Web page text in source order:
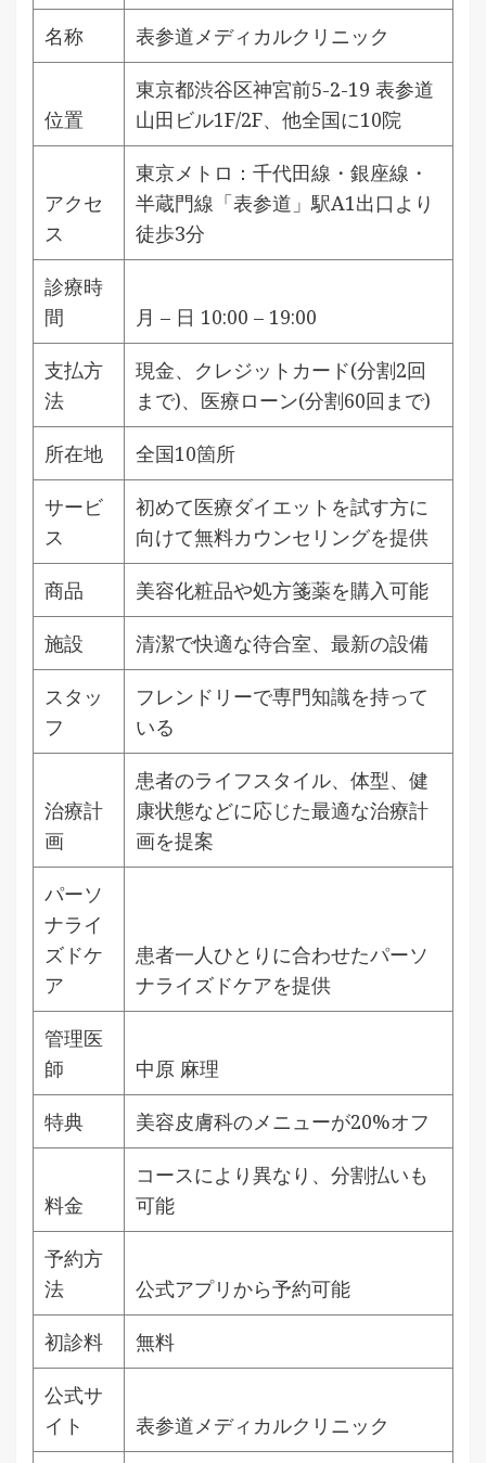
名称 表参道メディカルクリニック
位置
東京都渋谷区神宮前5-2-19 表参道
山田ビル1F/2F、他全国に10院
アクセ
ス
東京メトロ：千代田線・銀座線・
半蔵門線「表参道」駅A1出口より
徒歩3分
診療時
間
月 – 日 10:00 – 19:00
支払方
法
現金、クレジットカード(分割2回
まで)、医療ローン(分割60回まで)
所在地 全国10箇所
サービ
ス
初めて医療ダイエットを試す方に
向けて無料カウンセリングを提供
商品 美容化粧品や処方箋薬を購入可能
施設 清潔で快適な待合室、最新の設備
スタッ
フ
フレンドリーで専門知識を持って
いる
治療計
画
患者のライフスタイル、体型、健
康状態などに応じた最適な治療計
画を提案
パーソ
ナライ
ズドケ
ア
患者一人ひとりに合わせたパーソ
ナライズドケアを提供
管理医
師
中原 麻理
特典 美容皮膚科のメニューが20%オフ
料金
コースにより異なり、分割払いも
可能
予約方
法
公式アプリから予約可能
初診料 無料
公式サ
イト
表参道メディカルクリニック